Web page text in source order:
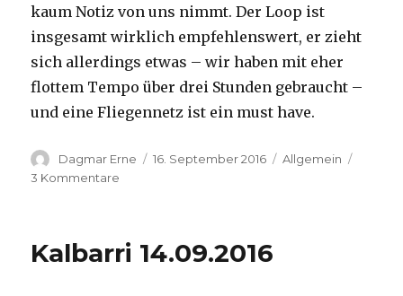
kaum Notiz von uns nimmt. Der Loop ist
insgesamt wirklich empfehlenswert, er zieht
sich allerdings etwas – wir haben mit eher
flottem Tempo über drei Stunden gebraucht –
und eine Fliegennetz ist ein must have.
Autor
Dagmar Erne
Veröffentlicht
16. September 2016 Kategorien
Allgemein
3 Kommentare
Kalbarri 14.09.2016